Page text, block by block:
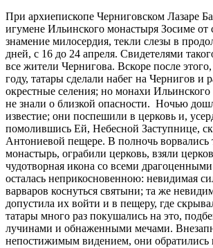
При архиепископе Черниговском Лазаре
игумене Ильинского монастыря Зосиме от
знамение милосердия, текли слезы в
дней, с 16 до 24 апреля. Свидетелями
все жители Чернигова. Вскоре после
году, татары сделали набег на Чернигов и
окрестные селения; но монахи
не знали о близкой опасности. Ночью
известие; они поспешили в церковь и,
помолившись Ей, Небесной Заступнице,
Антониевой пещере. В полночь ворвались
монастырь, ограбили церковь, взяли
чудотворная икона со всеми
осталась неприкосновенною: невидимая
варваров коснуться святыни; та же
допустила их войти и в пещеру, где
татары много раз покушались на это,
лучинами и обнаженными мечами.
непостижимым видением, они обратились